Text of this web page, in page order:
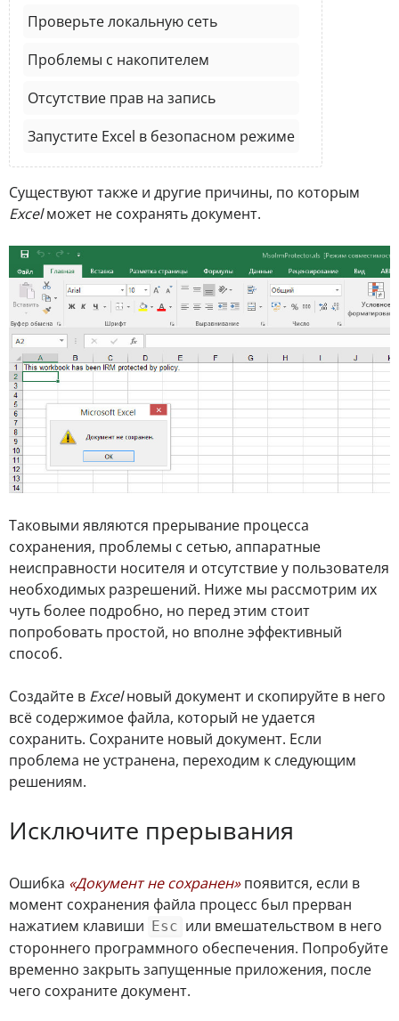
Проверьте локальную сеть
Проблемы с накопителем
Отсутствие прав на запись
Запустите Excel в безопасном режиме
Существуют также и другие причины, по которым
Excelможет не сохранять документ.
Таковыми являются прерывание процесса
сохранения, проблемы с сетью, аппаратные
неисправности носителя и отсутствие у пользователя
необходимых разрешений. Ниже мы рассмотрим их
чуть более подробно, но перед этим стоит
попробовать простой, но вполне эффективный
способ.
Создайте в Excelновый документ и скопируйте в него
всё содержимое файла, который не удается
сохранить. Сохраните новый документ. Если
проблема не устранена, переходим к следующим
решениям.
Исключите прерывания
Ошибка «Документ не сохранен»появится, если в
момент сохранения файла процесс был прерван
нажатием клавиши Esc или вмешательством в него
стороннего программного обеспечения. Попробуйте
временно закрыть запущенные приложения, после
чего сохраните документ.